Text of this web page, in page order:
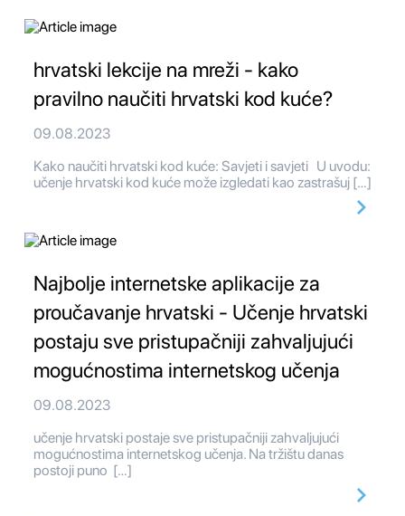
hrvatski lekcije na mreži - kako
pravilno naučiti hrvatski kod kuće?
09.08.2023
Kako naučiti hrvatski kod kuće: Savjeti i savjeti U uvodu:
učenje hrvatski kod kuće može izgledati kao zastrašuj […]
Najbolje internetske aplikacije za
proučavanje hrvatski - Učenje hrvatski
postaju sve pristupačniji zahvaljujući
mogućnostima internetskog učenja
09.08.2023
učenje hrvatski postaje sve pristupačniji zahvaljujući
mogućnostima internetskog učenja. Na tržištu danas
postoji puno […]